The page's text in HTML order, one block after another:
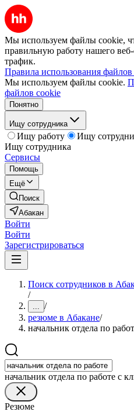
Мы используем файлы cookie,
правильную работу нашего веб-
трафик.
Правила использования
Мы используем файлы cookie.
файлов cookie
Понятно
Ищу сотрудника
Ищу работу
Ищу
Ищу сотрудника
Сервисы
Помощь
Ещё
Поиск
Абакан
Войти
Войти
Зарегистрироваться
Поиск сотрудников в
/
... /
резюме в Абакане/
начальник отдела по
начальник отдела по работе с
Резюме